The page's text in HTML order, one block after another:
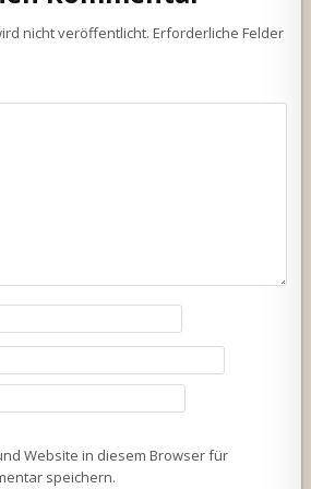
nicht veröffentlicht. Erforderliche Felder
Website in diesem Browser für
speichern.